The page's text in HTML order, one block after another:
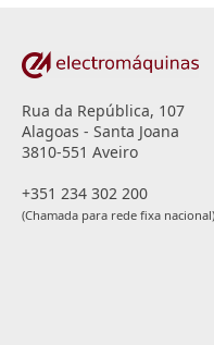
Rua da República, 107
Alagoas - Santa Joana
3810-551 Aveiro
+351 234 302 200
(Chamada para rede fixa nacional)